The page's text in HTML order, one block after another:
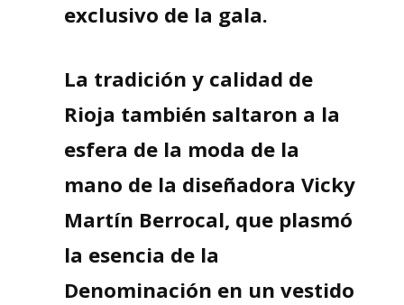
exclusivo de la gala.
La tradición y calidad de
Rioja también saltaron a la
esfera de la moda de la
mano de la diseñadora Vicky
Martín Berrocal, que plasmó
la esencia de la
Denominación en un vestido